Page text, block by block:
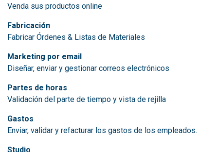
Venda sus productos online
Fabricación
Fabricar Órdenes & Listas de Materiales
Marketing por email
Diseñar, enviar y gestionar correos electrónicos
Partes de horas
Validación del parte de tiempo y vista de rejilla
Gastos
Enviar, validar y refacturar los gastos de los empleados.
Studio